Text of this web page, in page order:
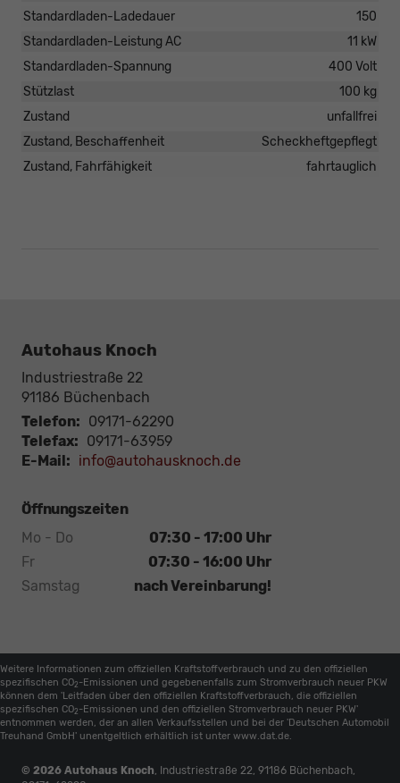
Standardladen-Ladedauer
150
Standardladen-Leistung AC
11 kW
Standardladen-Spannung
400 Volt
Stützlast
100 kg
Zustand
unfallfrei
Zustand, Beschaffenheit
Scheckheftgepflegt
Zustand, Fahrfähigkeit
fahrtauglich
Autohaus Knoch
Industriestraße 22
91186 Büchenbach
Telefon: 09171-62290
Telefax: 09171-63959
E-Mail: info@autohausknoch.de
Öffnungszeiten
Mo - Do
07:30 - 17:00 Uhr
Fr
07:30 - 16:00 Uhr
Samstag
nach Vereinbarung!
Weitere Informationen zum offiziellen Kraftstoffverbrauch und zu den offiziellen
spezifischen CO2 -Emissionen und gegebenenfalls zum Stromverbrauch neuer PKW
können dem 'Leitfaden über den offiziellen Kraftstoffverbrauch, die offiziellen
spezifischen CO2 -Emissionen und den offiziellen Stromverbrauch neuer PKW'
entnommen werden, der an allen Verkaufsstellen und bei der 'Deutschen Automobil
Treuhand GmbH' unentgeltlich erhältlich ist unter www.dat.de.
© 2026 Autohaus Knoch Industriestraße 22 91186 Büchenbach,